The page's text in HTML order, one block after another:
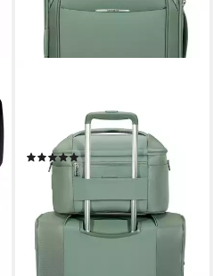
Kosmetikbeutel Waschtasche
Kulturbeutel Beauty Case
(2)
105,00 €
lieferbar - in 1-2 Werktagen bei dir